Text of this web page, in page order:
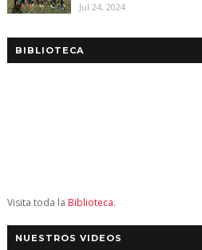
Jul 24, 2024
BIBLIOTECA
Visita toda la Biblioteca.
NUESTROS VIDEOS